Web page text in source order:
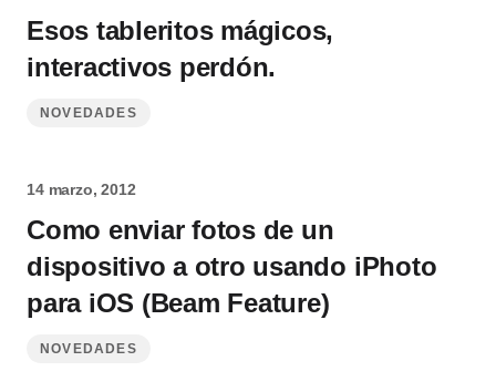
Esos tableritos mágicos,
interactivos perdón.
NOVEDADES
14 marzo, 2012
Como enviar fotos de un
dispositivo a otro usando iPhoto
para iOS (Beam Feature)
NOVEDADES